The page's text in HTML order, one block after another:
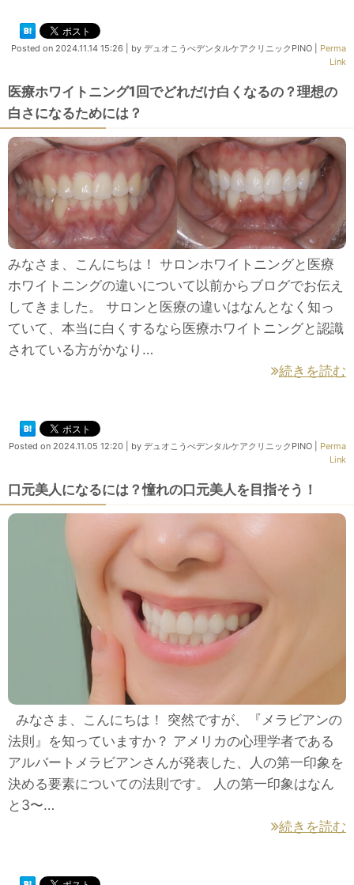
Posted on 2024.11.14 15:26 by デュオこうべデンタルケアクリニックPINO
Perma
Link
医療ホワイトニング1回でどれだけ白くなるの？理想の
白さになるためには？
みなさま、こんにちは！ サロンホワイトニングと医療
ホワイトニングの違いについて以前からブログでお伝え
してきました。 サロンと医療の違いはなんとなく知っ
ていて、本当に白くするなら医療ホワイトニングと認識
されている方がかなり…
続きを読む
Posted on 2024.11.05 12:20 by デュオこうべデンタルケアクリニックPINO
Perma
Link
口元美人になるには？憧れの口元美人を目指そう！
みなさま、こんにちは！ 突然ですが、『メラビアンの
法則』を知っていますか？ アメリカの心理学者である
アルバートメラビアンさんが発表した、人の第一印象を
決める要素についての法則です。 人の第一印象はなん
と3〜…
続きを読む